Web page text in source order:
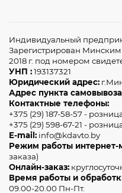
Индивидуальный
Зарегистрирован Минским
2018 г. под номером
УНП :193137321
Юридический адрес:
Адрес пункта
Контактные телефоны:
+375 (29) 187-58-57 -
+375 (29) 598-67-21 -
E-mail: info@kdavto.by
Режим работы интернет-
заказа)
Онлайн-заказ:
Время работы и
09.00-20.00 Пн-Пт.